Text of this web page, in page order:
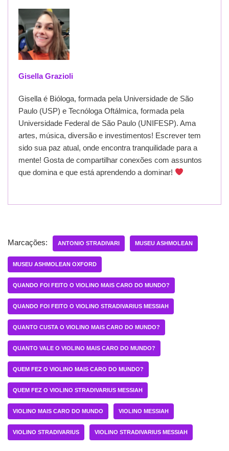
Gisella Grazioli
Gisella é Bióloga, formada pela Universidade de São
Paulo (USP) e Tecnóloga Oftálmica, formada pela
Universidade Federal de São Paulo (UNIFESP). Ama
artes, música, diversão e investimentos! Escrever tem
sido sua paz atual, onde encontra tranquilidade para a
mente! Gosta de compartilhar conexões com assuntos
que domina e que está aprendendo a dominar!
Marcações: ANTONIO STRADIVARI MUSEU ASHMOLEAN
MUSEU ASHMOLEAN OXFORD
QUANDO FOI FEITO O VIOLINO MAIS CARO DO MUNDO?
QUANDO FOI FEITO O VIOLINO STRADIVARIUS MESSIAH
QUANTO CUSTA O VIOLINO MAIS CARO DO MUNDO?
QUANTO VALE O VIOLINO MAIS CARO DO MUNDO?
QUEM FEZ O VIOLINO MAIS CARO DO MUNDO?
QUEM FEZ O VIOLINO STRADIVARIUS MESSIAH
VIOLINO MAIS CARO DO MUNDO VIOLINO MESSIAH
VIOLINO STRADIVARIUS VIOLINO STRADIVARIUS MESSIAH